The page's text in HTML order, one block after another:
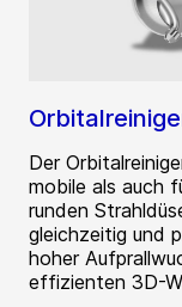
Der
mobile als auch
runden
gleichzeitig und
hoher
effizienten 3D-